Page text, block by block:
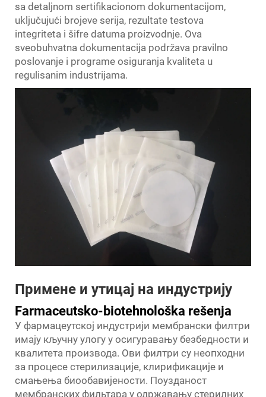
sa detaljnom sertifikacionom dokumentacijom,
uključujući brojeve serija, rezultate testova
integriteta i šifre datuma proizvodnje. Ova
sveobuhvatna dokumentacija podržava pravilno
poslovanje i programe osiguranja kvaliteta u
regulisanim industrijama.
Примене и утицај на индустрију
Farmaceutsko-biotehnološka rešenja
У фармацеутској индустрији мембрански филтри
имају кључну улогу у осигуравању безбедности и
квалитета производа. Ови филтри су неопходни
за процесе стерилизације, клирификације и
смањења биообавијености. Поузданост
мембранских фильтара у одржавању стерилних